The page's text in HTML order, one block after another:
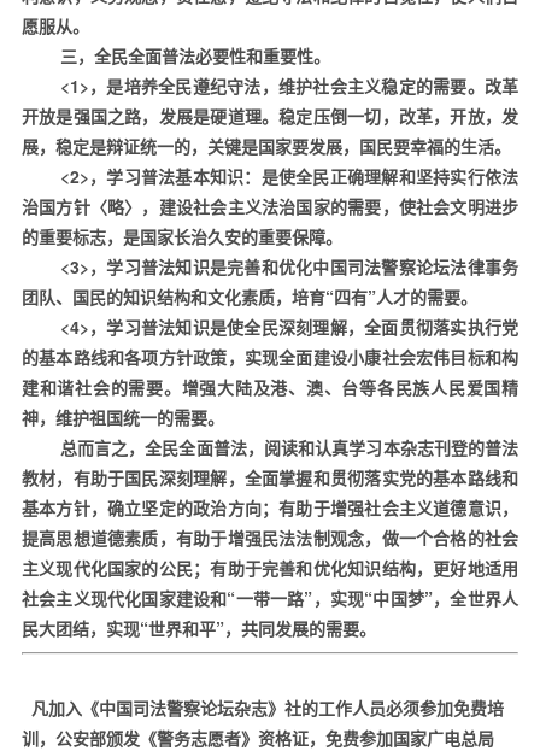
愿服从。
三，全民全面普法必要性和重要性。
<1>，是培养全民遵纪守法，维护社会主义稳定的需要。改革
开放是强国之路，发展是硬道理。稳定压倒一切，改革，开放，发
展，稳定是辩证统一的，关键是国家要发展，国民要幸福的生活。
<2>，学习普法基本知识：是使全民正确理解和坚持实行依法
治国方针〈略〉，建设社会主义法治国家的需要，使社会文明进步
的重要标志，是国家长治久安的重要保障。
<3>，学习普法知识是完善和优化中国司法警察论坛法律事务
团队、国民的知识结构和文化素质，培育“四有”人才的需要。
<4>，学习普法知识是使全民深刻理解，全面贯彻落实执行党
的基本路线和各项方针政策，实现全面建设小康社会宏伟目标和构
建和谐社会的需要。增强大陆及港、澳、台等各民族人民爱国精
神，维护祖国统一的需要。
总而言之，全民全面普法，阅读和认真学习本杂志刊登的普法
教材，有助于国民深刻理解，全面掌握和贯彻落实党的基本路线和
基本方针，确立坚定的政治方向；有助于增强社会主义道德意识，
提高思想道德素质，有助于增强民法法制观念，做一个合格的社会
主义现代化国家的公民；有助于完善和优化知识结构，更好地适用
社会主义现代化国家建设和“一带一路”，实现“中国梦”，全世界人
民大团结，实现“世界和平”，共同发展的需要。
凡加入《中国司法警察论坛杂志》社的工作人员必须参加免费培
训，公安部颁发《警务志愿者》资格证，免费参加国家广电总局